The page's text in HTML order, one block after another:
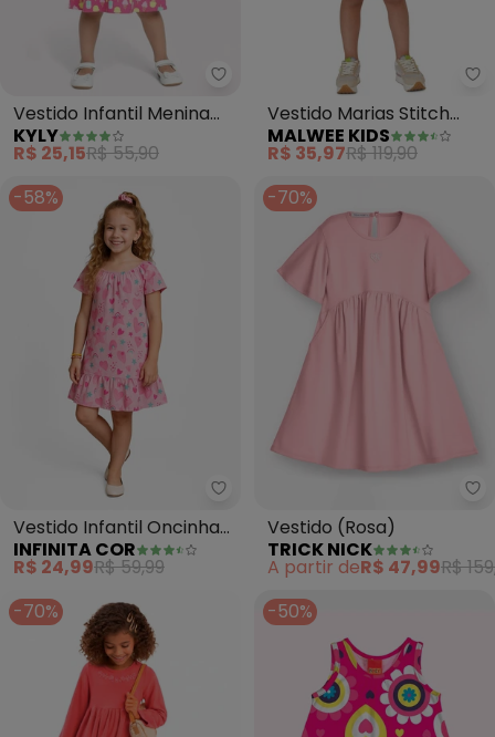
Kyly - Vestido Infantil Menina
Vestido Infantil Menina
Estampado (Rosa)
KYLY
R$ 25,15R$ 55,90
Vestido Marias Stitch
(Rosê)
MALWEE KIDS
R$ 35,97R$ 119,90
-58%
Infinita Cor - Vestido Infantil
Vestido Infantil Oncinha
(Rosa)
INFINITA COR
R$ 24,99R$ 59,99
-70%
Vestido (Rosa)
TRICK NICK
A partir deR$ 47,99R$
-70%
-50%